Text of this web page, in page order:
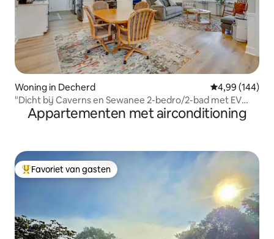
Woning in Decherd Gemiddelde
4,99 (144)
"Dicht bij Caverns en Sewanee 2-bedro/2-bad met EV
charAppartementen met airconditioning
Topfavoriet van gasten
Favoriet van gasten